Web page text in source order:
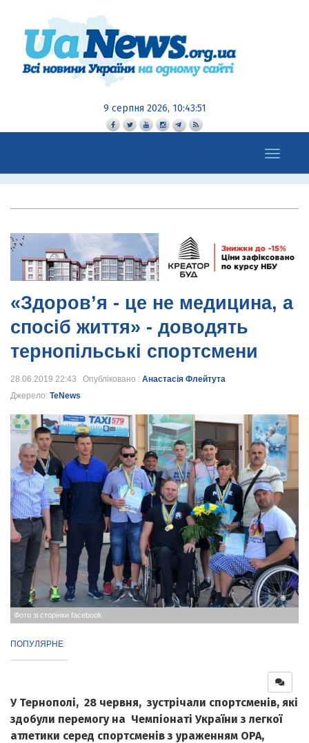
9 серпня 2026, 10:43:52
Toggle
navigation
«Здоров’я - це не медицина, а
спосіб життя» - доводять
тернопільські спортсмени
28.06.2019 22:43 Опубліковано : Анастасія Флейтута
Джерело: TeNews
Фото зі сторінки facebook
ПОПУЛЯРНЕ
У Тернополі, 28 червня, зустрічали спортсменів, які
здобули перемогу на Чемпіонаті України з легкої
атлетики серед спортсменів з ураженням ОРА,